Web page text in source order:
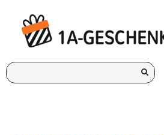
Ich
suche